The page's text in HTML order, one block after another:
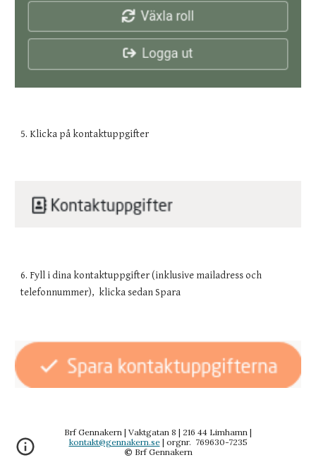
5. Klicka på kontaktuppgifter
6. Fyll i dina kontaktuppgifter (inklusive mailadress och
telefonnummer),  klicka sedan Spara
Brf Gennakern | Vaktgatan 8 | 216 44 Limhamn |
kontakt@gennakern.se| orgnr. 769630-7235
© Brf Gennakern